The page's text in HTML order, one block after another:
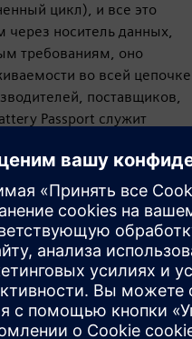
цикл), и все это
носитель данных,
требованиям, оно
во всей цепочке
поставщиков,
Passport служит
других категорий
2028-2029